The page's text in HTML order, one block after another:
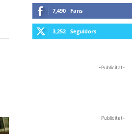
7,490 Fans
3,252 Seguidors
-Publicitat-
-Publicitat-